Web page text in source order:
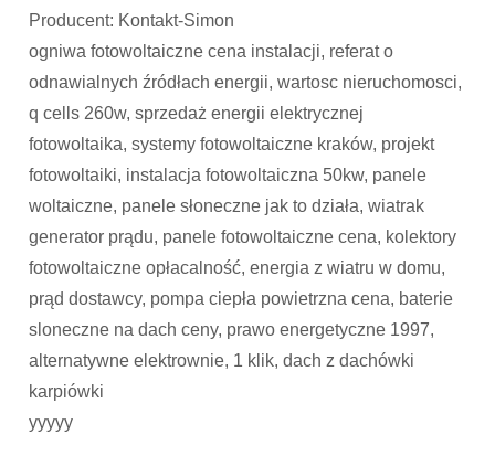
Producent: Kontakt-Simon
ogniwa fotowoltaiczne cena instalacji, referat o
odnawialnych źródłach energii, wartosc nieruchomosci,
q cells 260w, sprzedaż energii elektrycznej
fotowoltaika, systemy fotowoltaiczne kraków, projekt
fotowoltaiki, instalacja fotowoltaiczna 50kw, panele
woltaiczne, panele słoneczne jak to działa, wiatrak
generator prądu, panele fotowoltaiczne cena, kolektory
fotowoltaiczne opłacalność, energia z wiatru w domu,
prąd dostawcy, pompa ciepła powietrzna cena, baterie
sloneczne na dach ceny, prawo energetyczne 1997,
alternatywne elektrownie, 1 klik, dach z dachówki
karpiówki
yyyyy